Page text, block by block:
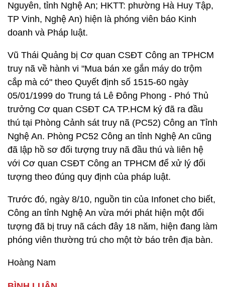
Nguyên, tỉnh Nghệ An; HKTT: phường Hà Huy Tập,
TP Vinh, Nghệ An) hiện là phóng viên báo Kinh
doanh và Pháp luật.
Vũ Thái Quảng bị Cơ quan CSĐT Công an TPHCM
truy nã về hành vi "Mua bán xe gắn máy do trộm
cắp mà có" theo Quyết định số 1515-60 ngày
05/01/1999 do Trung tá Lê Đông Phong - Phó Thủ
trưởng Cơ quan CSĐT CA TP.HCM ký đã ra đầu
thú tại Phòng Cảnh sát truy nã (PC52) Công an Tỉnh
Nghệ An. Phòng PC52 Công an tỉnh Nghệ An cũng
đã lập hồ sơ đối tượng truy nã đầu thú và liên hệ
với Cơ quan CSĐT Công an TPHCM để xử lý đối
tượng theo đúng quy định của pháp luật.
Trước đó, ngày 8/10, nguồn tin của Infonet cho biết,
Công an tỉnh Nghệ An vừa mới phát hiện một đối
tượng đã bị truy nã cách đây 18 năm, hiện đang làm
phóng viên thường trú cho một tờ báo trên địa bàn.
Hoàng Nam